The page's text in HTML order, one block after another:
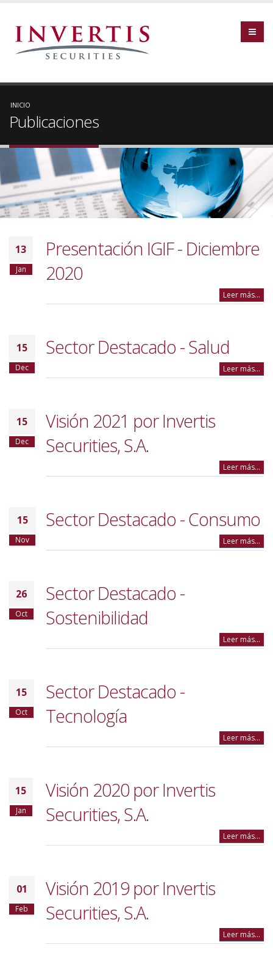
INICIO
Publicaciones
13
Jan
Presentación IGIF - Diciembre
2020
Leer más...
15
Dec
Sector Destacado - Salud
Leer más...
15
Dec
Visión 2021 por Invertis
Securities, S.A.
Leer más...
15
Nov
Sector Destacado - Consumo
Leer más...
26
Oct
Sector Destacado -
Sostenibilidad
Leer más...
15
Oct
Sector Destacado -
Tecnología
Leer más...
15
Jan
Visión 2020 por Invertis
Securities, S.A.
Leer más...
01
Feb
Visión 2019 por Invertis
Securities, S.A.
Leer más...